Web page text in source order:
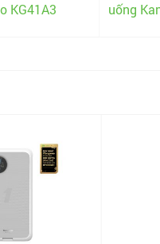
KG41A3
uống